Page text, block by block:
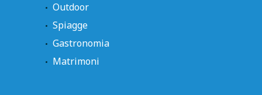
Outdoor
Spiagge
Gastronomia
Matrimoni